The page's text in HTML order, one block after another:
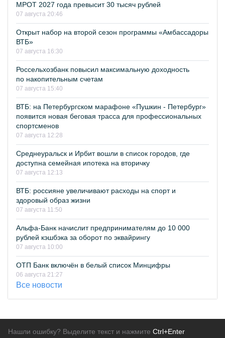
МРОТ 2027 года превысит 30 тысяч рублей
07 августа 20:46
Открыт набор на второй сезон программы «Амбассадоры
ВТБ»
07 августа 16:30
Россельхозбанк повысил максимальную доходность
по накопительным счетам
07 августа 15:40
ВТБ: на Петербургском марафоне «Пушкин - Петербург»
появится новая беговая трасса для профессиональных
спортсменов
07 августа 12:28
Среднеуральск и Ирбит вошли в список городов, где
доступна семейная ипотека на вторичку
07 августа 12:13
ВТБ: россияне увеличивают расходы на спорт и
здоровый образ жизни
07 августа 11:50
Альфа-Банк начислит предпринимателям до 10 000
рублей кэшбэка за оборот по эквайрингу
07 августа 10:00
ОТП Банк включён в белый список Минцифры
06 августа 21:27
Все новости
Нашли ошибку? Выделите текст и нажмите Ctrl+Enter